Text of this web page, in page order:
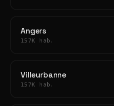
Angers
157K hab.
Villeurbanne
157K hab.